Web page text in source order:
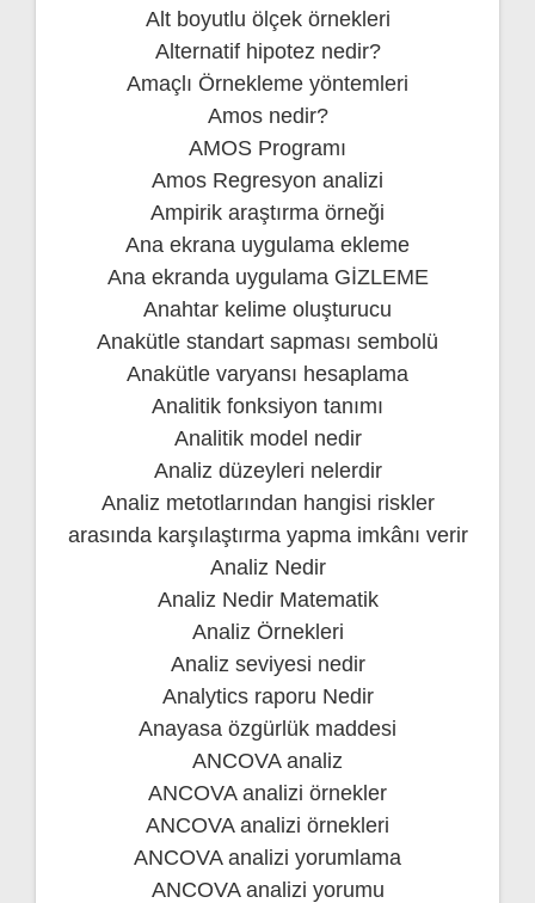
Alt boyutlu ölçek örnekleri
Alternatif hipotez nedir?
Amaçlı Örnekleme yöntemleri
Amos nedir?
AMOS Programı
Amos Regresyon analizi
Ampirik araştırma örneği
Ana ekrana uygulama ekleme
Ana ekranda uygulama GİZLEME
Anahtar kelime oluşturucu
Anakütle standart sapması sembolü
Anakütle varyansı hesaplama
Analitik fonksiyon tanımı
Analitik model nedir
Analiz düzeyleri nelerdir
Analiz metotlarından hangisi riskler
arasında karşılaştırma yapma imkânı verir
Analiz Nedir
Analiz Nedir Matematik
Analiz Örnekleri
Analiz seviyesi nedir
Analytics raporu Nedir
Anayasa özgürlük maddesi
ANCOVA analiz
ANCOVA analizi örnekler
ANCOVA analizi örnekleri
ANCOVA analizi yorumlama
ANCOVA analizi yorumu